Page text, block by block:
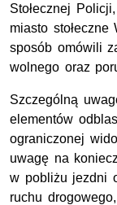
Stołecznej
miasto
sposób omówili
wolnego oraz
Szczególną
elementów
ograniczonej
uwagę na
w pobliżu jezdni
ruchu